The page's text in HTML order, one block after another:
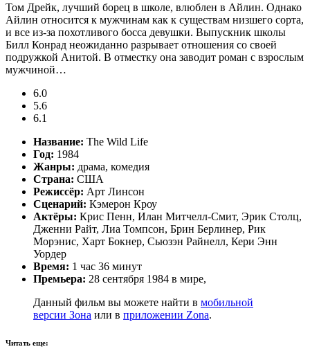
Том Дрейк, лучший борец в школе, влюблен в Айлин. Однако
Айлин относится к мужчинам как к существам низшего сорта,
и все из-за похотливого босса девушки. Выпускник школы
Билл Конрад неожиданно разрывает отношения со своей
подружкой Анитой. В отместку она заводит роман с взрослым
мужчиной…
6.0
5.6
6.1
Название: The Wild Life
Год: 1984
Жанры: драма, комедия
Страна: США
Режиссёр: Арт Линсон
Сценарий: Кэмерон Кроу
Актёры: Крис Пенн, Илан Митчелл-Смит, Эрик Столц,
Дженни Райт, Лиа Томпсон, Брин Берлинер, Рик
Морэнис, Харт Бокнер, Сьюзэн Райнелл, Кери Энн
Уордер
Время: 1 час 36 минут
Премьера: 28 сентября 1984 в мире,
Данный фильм вы можете найти в мобильной
версии Зона или в приложении Zona.
Читать еще: